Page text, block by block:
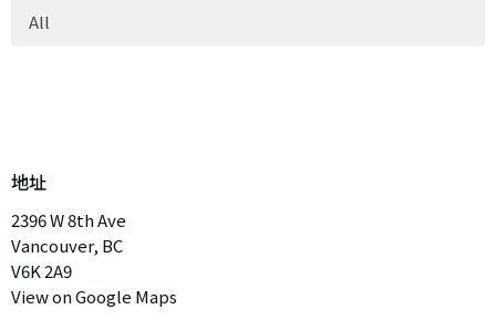
All
地址
2396 W 8th Ave
Vancouver, BC
V6K 2A9
View on Google Maps